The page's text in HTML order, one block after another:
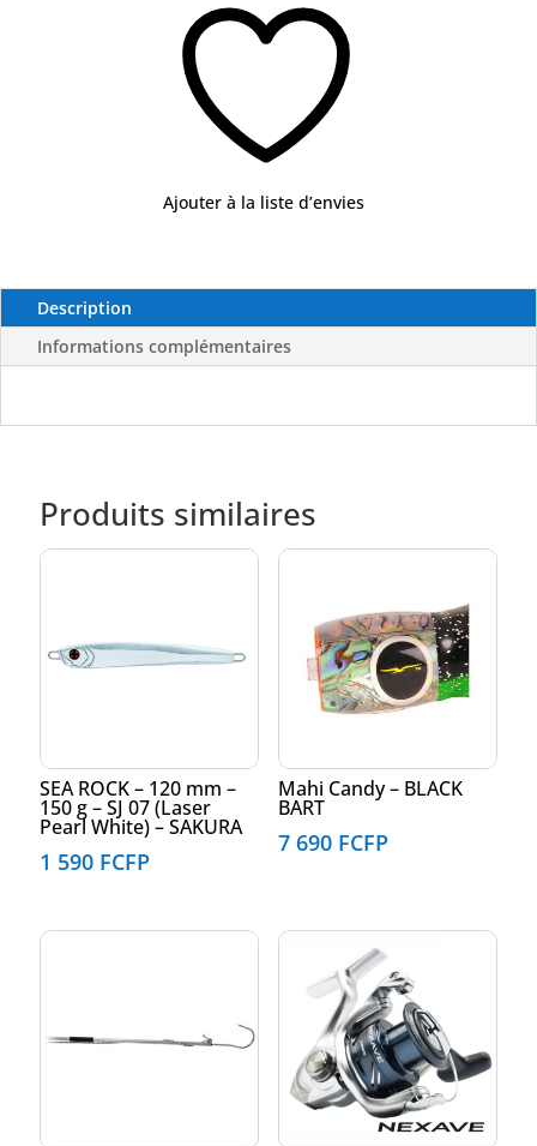
et sentir la différence aujourd’hui !!!
Ajouter à la liste d’envies
Description
Informations complémentaires
Produits similaires
SEA ROCK – 120 mm –
150 g – SJ 07 (Laser
Pearl White) – SAKURA
1 590 FCFP
Mahi Candy – BLACK
BART
7 690 FCFP